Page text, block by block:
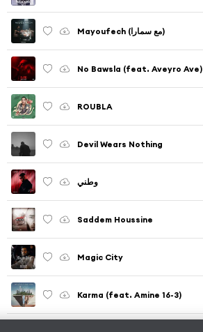
Mayoufech (مع سمارا)
No Bawsla (feat. Aveyro Ave)
ROUBLA
Devil Wears Nothing
وطني
Saddem Houssine
Magic City
Karma (feat. Amine 16-3)